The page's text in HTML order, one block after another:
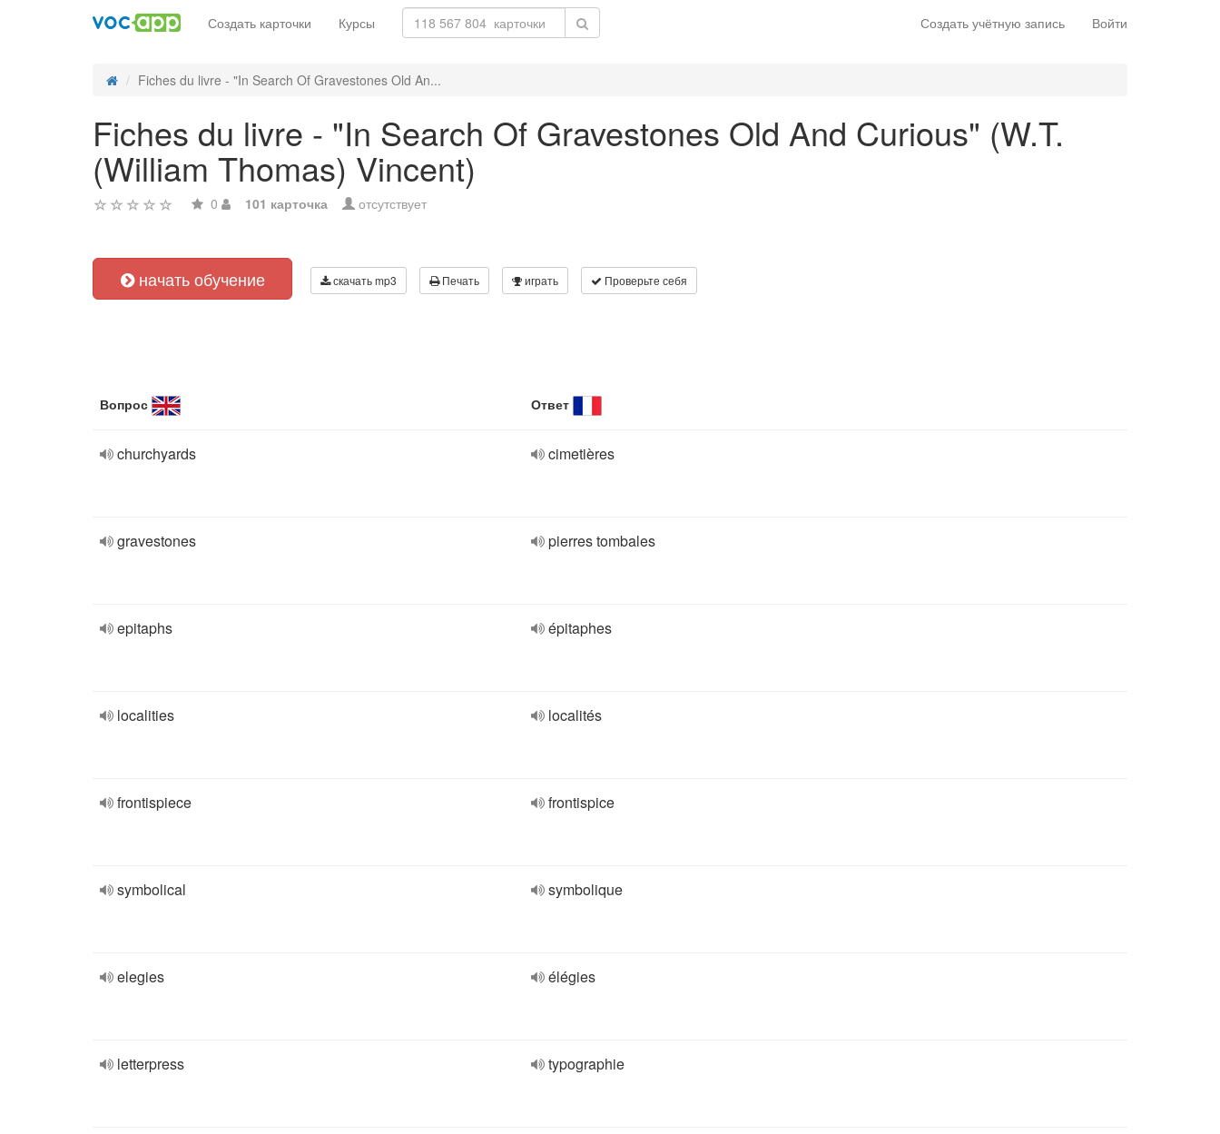
Создать учётную запись Войти
Создать карточки Курсы
Fiches du livre - "In Search Of Gravestones Old An...
Fiches du livre - "In Search Of Gravestones Old And Curious" (W.T.
(William Thomas) Vincent)
0 101 карточка отсутствует
начать обучение скачать mp3 Печать играть Проверьте себя
Вопрос Ответ
churchyards cimetières
gravestones pierres tombales
epitaphs épitaphes
localities localités
frontispiece frontispice
symbolical symbolique
elegies élégies
letterpress typographie